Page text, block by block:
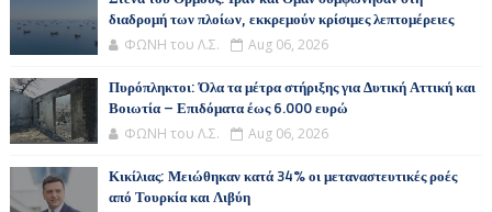
διαδρομή των πλοίων, εκκρεμούν κρίσιμες λεπτομέρειες
ΦΩΝΗ του Λ.Σ. Aug 06, 2026
Πυρόπληκτοι: Όλα τα μέτρα στήριξης για Δυτική Αττική και
Βοιωτία – Επιδόματα έως 6.000 ευρώ
ΦΩΝΗ του Λ.Σ. Aug 06, 2026
Κικίλιας: Μειώθηκαν κατά 34% οι μεταναστευτικές ροές
από Τουρκία και Λιβύη